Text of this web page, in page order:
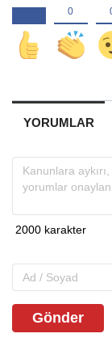
YORUMLAR
Gönder